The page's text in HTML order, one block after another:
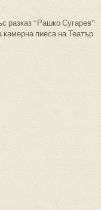
разказ “Рашко Сугарев”
камерна пиеса на Театър